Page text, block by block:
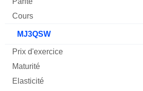
MJ3QSW